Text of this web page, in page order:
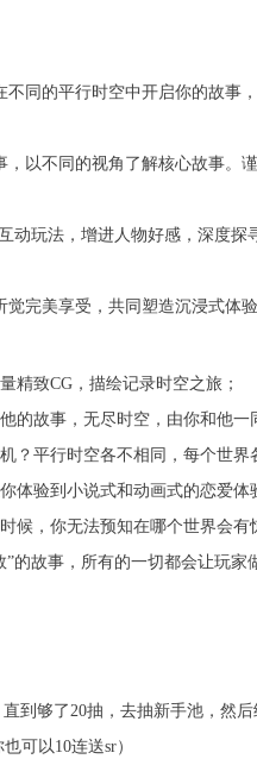
同的平行时空中开启你的故事
以不同的视角了解核心故事。
玩法，增进人物好感，深度探
完美享受，共同塑造沉浸式体验
精致CG，描绘记录时空之旅；
的故事，无尽时空，由你和他一
？平行时空各不相同，每个世界
体验到小说式和动画式的恋爱体
候，你无法预知在哪个世界会有
的故事，所有的一切都会让玩家
到够了20抽，去抽新手池，然
可以10连送sr）